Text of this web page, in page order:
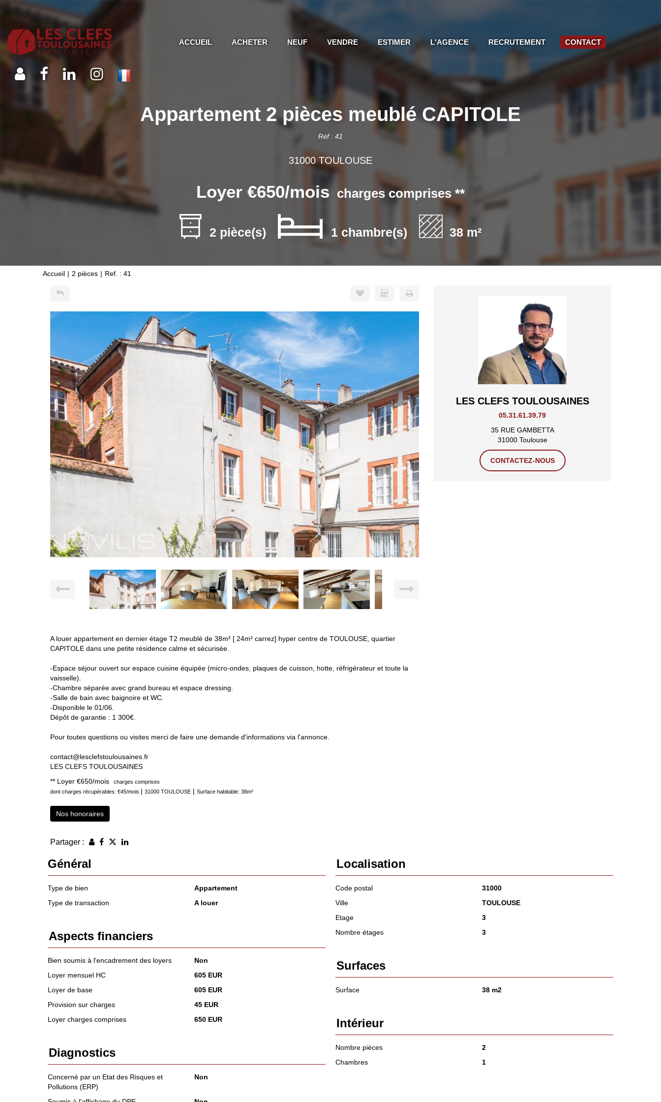
ACCUEIL ACHETER NEUF VENDRE ESTIMER L'AGENCE RECRUTEMENT CONTACT
Appartement 2 pièces meublé CAPITOLE
Réf : 41
31000 TOULOUSE
Loyer €650/mois charges comprises **
2 pièce(s) 1 chambre(s) 38 m²
Accueil 2 pièces Ref. : 41
A louer appartement en dernier étage T2 meublé de 38m² [ 24m² carrez] hyper centre de TOULOUSE, quartier
CAPITOLE dans une petite résidence calme et sécurisée.
-Espace séjour ouvert sur espace cuisine équipée (micro-ondes, plaques de cuisson, hotte, réfrigérateur et toute la
vaisselle).
-Chambre séparée avec grand bureau et espace dressing.
-Salle de bain avec baignoire et WC.
-Disponible le 01/06.
Dépôt de garantie : 1 300€.
Pour toutes questions ou visites merci de faire une demande d'informations via l'annonce.
contact@lesclefstoulousaines.fr
LES CLEFS TOULOUSAINES
** Loyer €650/mois
charges comprises
dont charges récupérables: €45/mois | 31000 TOULOUSE | Surface habitable: 38m²
Nos honoraires
Partager :
LES CLEFS TOULOUSAINES
05.31.61.39.79
35 RUE GAMBETTA
31000 Toulouse
CONTACTEZ-NOUS
Général
Type de bien
Appartement
Type de transaction
A louer
Localisation
Code postal
31000
Ville
TOULOUSE
Etage
3
Nombre étages
3
Aspects financiers
Bien soumis à l'encadrement des loyers
Non
Loyer mensuel HC
605 EUR
Loyer de base
605 EUR
Provision sur charges
45 EUR
Loyer charges comprises
650 EUR
Surfaces
Surface 38 m2
Intérieur
Nombre pièces
2
Chambres
1
Diagnostics
Concerné par un Etat des Risques et
Pollutions (ERP)
Non